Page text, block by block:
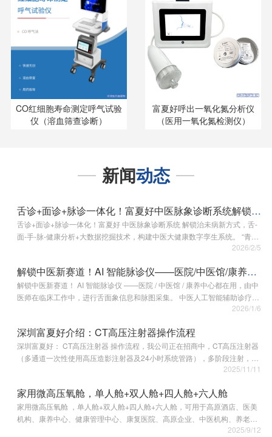
CO红细胞寿命测定呼气试验
仪（溶血筛查诊断）
富夏好呼出一氧化氮分析仪
（医用一氧化氮检测仪）
新闻动态
舌诊+面诊+脉诊一体化！富夏好中医脉象诊断系统解锁治未病新方式
舌诊+面诊+脉诊一体化！富夏好 中医脉象诊断系统 解锁治未病新方式，舌-
面-手-脉-健康分析+大数据挖掘技术，构建中医大健康数字孪生系统。 “青囊
智测”系列产品的设计特点，始终将“以用户为中心”的核心理念贯穿全程，深
2026/2/5
解锁中医新赛道！AI 智能脉诊仪——医院/中医馆/康养中心都在用
解锁中医新赛道！ AI 智能脉诊仪 ——医院 / 中医馆 / 康养中心都在用，由中
医师在临床工作中，进行舌面象信息和脉图采集。 中医人工智能辅助诊疗系
统深度契合中医辨证论治的核心精髓，严格遵循“望、闻、问、切”的传统就
2026/1/6
深圳富夏好介绍：CT高压注射器操作流程
深圳富夏好： CT高压注射器 操作流程，我公司正在招商中，CT高压注射器
（多通道一次性使用高压造影注射器及24小时系统管路），多阶段注射，双
2025/11/11
家用微高压氧舱，单人舱+双人舱+四人舱+六人舱
家用微高压氧舱 ，单人舱+双人舱+四人舱+六人舱，可用于高原酒店、医美
机构、康养中心、健康管理中心、康复医院、高原企业、中医机构、养老机
构、妇产医院、口腔医院、企业办公、高端家庭、高端会所、高端别墅、月
2025/9/12